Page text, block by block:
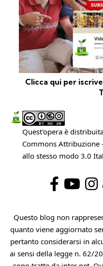
Clicca qui per
Quest'opera è
Commons Attribuzione
allo stesso modo 3.0
Questo blog non
quanto viene aggiornato
pertanto considerarsi in
ai sensi della legge n. 62/